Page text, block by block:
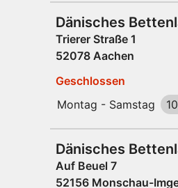
Dänisches
Trierer Straße 1
52078 Aachen
Geschlossen
Montag - Samstag
Dänisches
Auf Beuel 7
52156 Monschau-